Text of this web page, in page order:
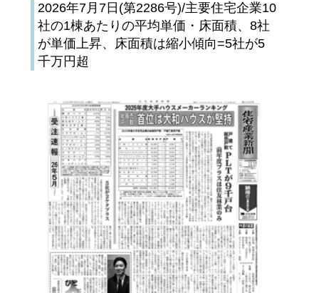
2026年7月7日(第2286号)/主要住宅企業10
社の1棟あたりの平均単価・床面積、8社
が単価上昇、床面積は縮小傾向=5社が5
千万円超